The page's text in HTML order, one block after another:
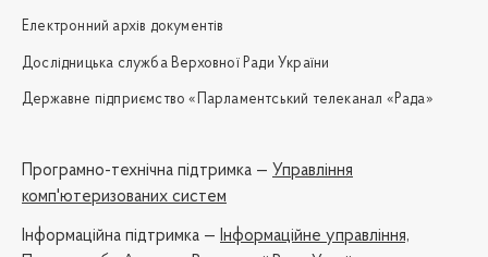
Електронний архів документів
Дослідницька служба Верховної Ради України
Державне підприємство «Парламентський телеканал «Рада»
Програмно-технічна підтримка — Управління
комп'ютеризованих систем
Iнформаційна підтримка — Інформаційне управління,